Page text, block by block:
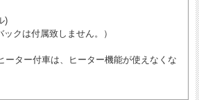
)
ックは付属致しません。）
ター付車は、ヒーター機能が使えなくな